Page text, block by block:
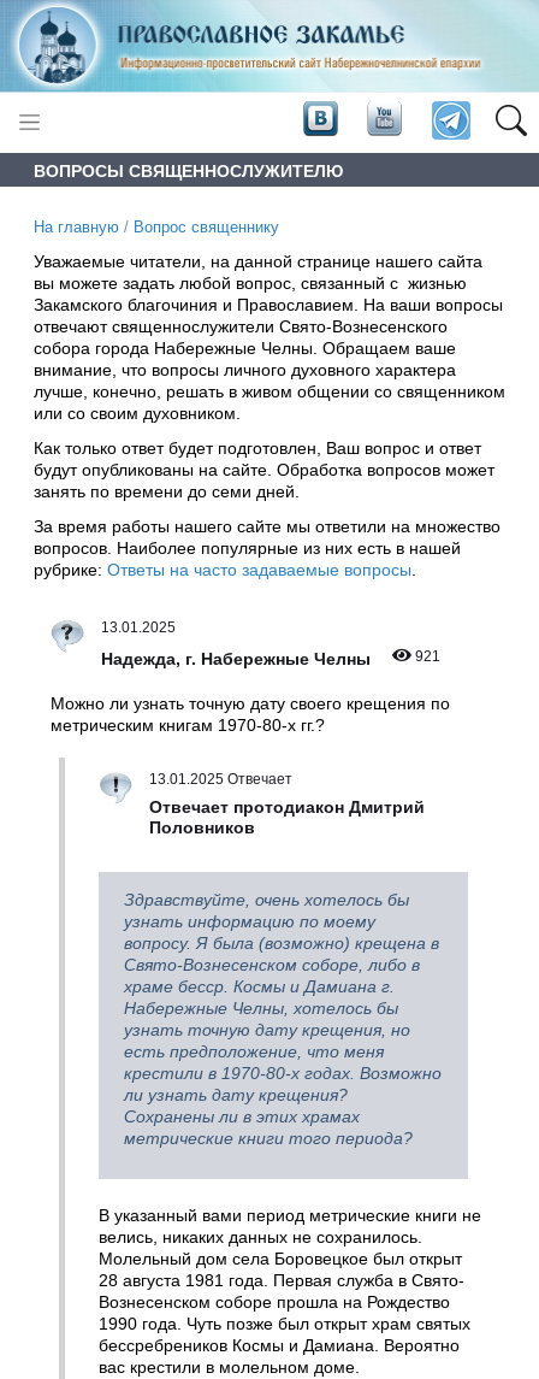
ВОПРОСЫ СВЯЩЕННОСЛУЖИТЕЛЮ
На главную / Вопрос священнику
Уважаемые читатели, на данной странице нашего сайта
вы можете задать любой вопрос, связанный с жизнью
Закамского благочиния и Православием. На ваши вопросы
отвечают священнослужители Свято-Вознесенского
собора города Набережные Челны. Обращаем ваше
внимание, что вопросы личного духовного характера
лучше, конечно, решать в живом общении со священником
или со своим духовником.
Как только ответ будет подготовлен, Ваш вопрос и ответ
будут опубликованы на сайте. Обработка вопросов может
занять по времени до семи дней.
За время работы нашего сайте мы ответили на множество
вопросов. Наиболее популярные из них есть в нашей
рубрике: Ответы на часто задаваемые вопросы
13.01.2025
Надежда, г. Набережные Челны 921
Можно ли узнать точную дату своего крещения по
метрическим книгам 1970-80-х гг.?
13.01.2025 Отвечает
Отвечает протодиакон Дмитрий
Половников
Здравствуйте, очень хотелось бы
узнать информацию по моему
вопросу. Я была (возможно) крещена в
Свято-Вознесенском соборе, либо в
храме бесср. Космы и Дамиана г.
Набережные Челны, хотелось бы
узнать точную дату крещения, но
есть предположение, что меня
крестили в 1970-80-х годах. Возможно
ли узнать дату крещения?
Сохранены ли в этих храмах
метрические книги того периода?
В указанный вами период метрические книги не
велись, никаких данных не сохранилось.
Молельный дом села Боровецкое был открыт
28 августа 1981 года. Первая служба в Свято-
Вознесенском соборе прошла на Рождество
1990 года. Чуть позже был открыт храм святых
бессребреников Космы и Дамиана. Вероятно
вас крестили в молельном доме.